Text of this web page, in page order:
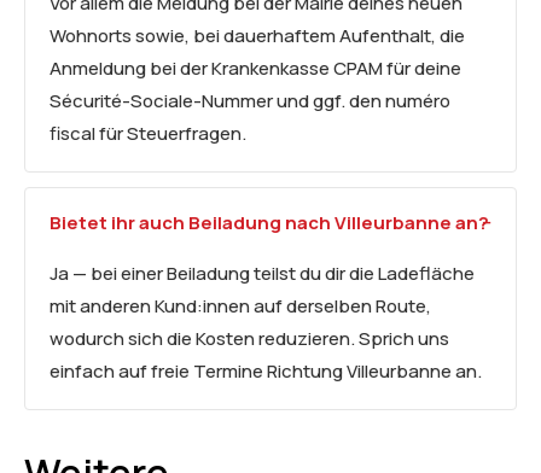
Wohnorts sowie, bei dauerhaftem Aufenthalt, die
Anmeldung bei der Krankenkasse CPAM für deine
Sécurité-Sociale-Nummer und ggf. den numéro
fiscal für Steuerfragen.
Bietet ihr auch Beiladung nach Villeurbanne an?
Ja — bei einer Beiladung teilst du dir die Ladefläche
mit anderen Kund:innen auf derselben Route,
wodurch sich die Kosten reduzieren. Sprich uns
einfach auf freie Termine Richtung Villeurbanne an.